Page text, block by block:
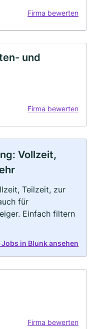
Firma bewerten
und
Firma bewerten
Vollzeit,
Teilzeit, zur
für
Einfach filtern
in Blunk ansehen
Firma bewerten